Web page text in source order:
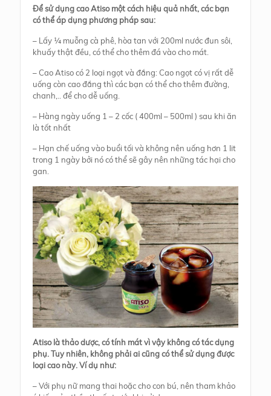
Để sử dụng cao Atiso một cách hiệu quả nhất, các bạn
có thể áp dụng phương pháp sau:
– Lấy ¼ muỗng cà phê, hòa tan với 200ml nước đun sôi,
khuấy thật đều, có thể cho thêm đá vào cho mát.
– Cao Atiso có 2 loại ngọt và đắng: Cao ngọt có vị rất dễ
uống còn cao đắng thì các bạn có thể cho thêm đường,
chanh,.. để cho dễ uống.
– Hàng ngày uống 1 – 2 cốc ( 400ml – 500ml ) sau khi ăn
là tốt nhất
– Hạn chế uống vào buổi tối và không nên uống hơn 1 lit
trong 1 ngày bởi nó có thể sẽ gây nên những tác hại cho
gan.
Atiso là thảo dược, có tính mát vì vậy không có tác dụng
phụ. Tuy nhiên, không phải ai cũng có thể sử dụng được
loại cao này. Ví dụ như:
– Với phụ nữ mang thai hoặc cho con bú, nên tham khảo